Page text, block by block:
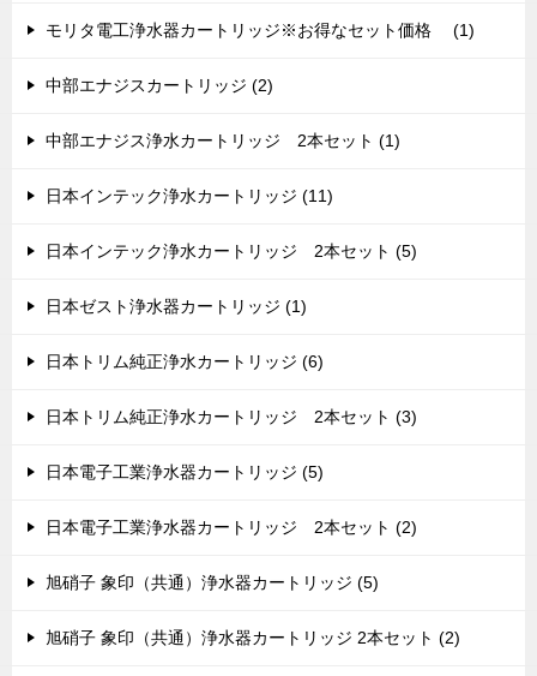
モリタ電工浄水器カートリッジ※お得なセット価格 (1)
中部エナジスカートリッジ (2)
中部エナジス浄水カートリッジ 2本セット (1)
日本インテック浄水カートリッジ (11)
日本インテック浄水カートリッジ 2本セット (5)
日本ゼスト浄水器カートリッジ (1)
日本トリム純正浄水カートリッジ (6)
日本トリム純正浄水カートリッジ 2本セット (3)
日本電子工業浄水器カートリッジ (5)
日本電子工業浄水器カートリッジ 2本セット (2)
旭硝子 象印（共通）浄水器カートリッジ (5)
旭硝子 象印（共通）浄水器カートリッジ 2本セット (2)